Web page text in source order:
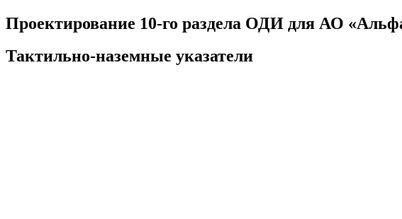
Проектирование 10-го раздела ОДИ для АО
Тактильно-наземные указатели